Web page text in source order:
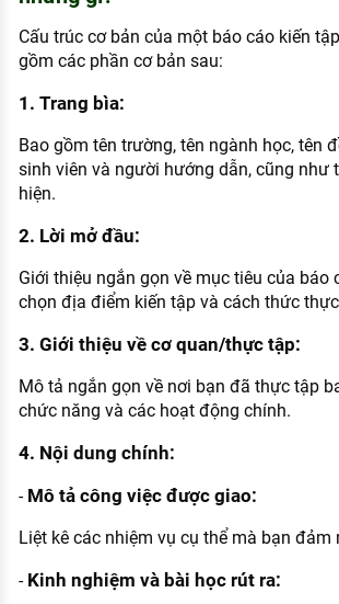
Cấu trúc cơ bản của một báo cáo kiến
gồm các phần cơ bản sau:
1. Trang bìa:
Bao gồm tên trường, tên ngành học, tên
sinh viên và người hướng dẫn, cũng như
hiện.
2. Lời mở đầu:
Giới thiệu ngắn gọn về mục tiêu của báo
chọn địa điểm kiến tập và cách thức
3. Giới thiệu về cơ quan/thực tập:
Mô tả ngắn gọn về nơi bạn đã thực tập
chức năng và các hoạt động chính.
4. Nội dung chính:
- Mô tả công việc được giao:
Liệt kê các nhiệm vụ cụ thể mà bạn đảm
- Kinh nghiệm và bài học rút ra: